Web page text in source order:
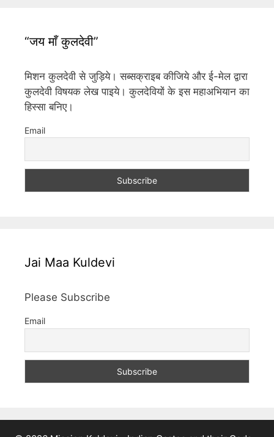
“जय माँ कुलदेवी”
मिशन कुलदेवी से जुड़िये। सब्सक्राइब कीजिये और ई-मेल द्वारा
कुलदेवी विषयक लेख पाइये। कुलदेवियों के इस महाअभियान का
हिस्सा बनिए।
Email
Jai Maa Kuldevi
Please Subscribe
Email